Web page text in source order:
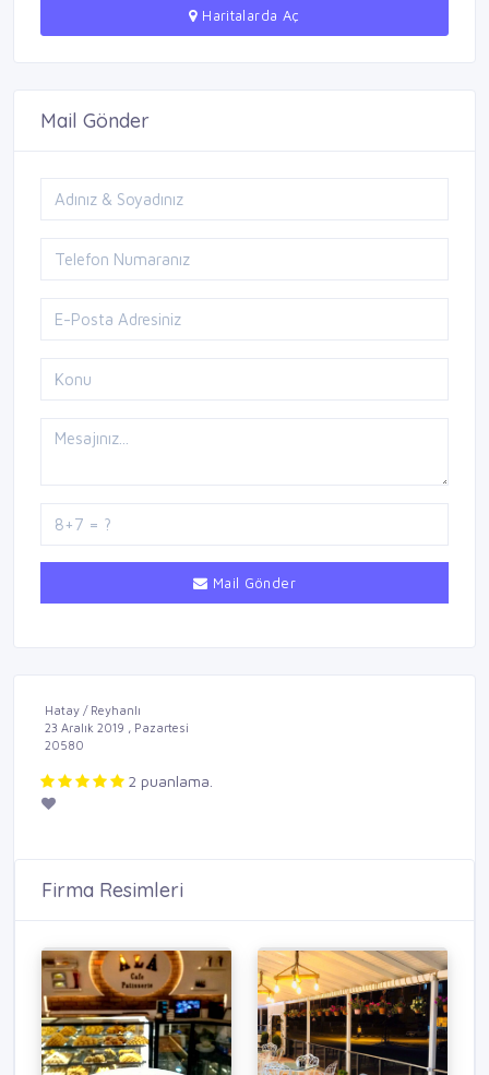
Haritalarda Aç
Mail Gönder
Mail Gönder
Hatay / Reyhanlı
23 Aralık 2019 , Pazartesi
20580
2 puanlama.
Firma Resimleri